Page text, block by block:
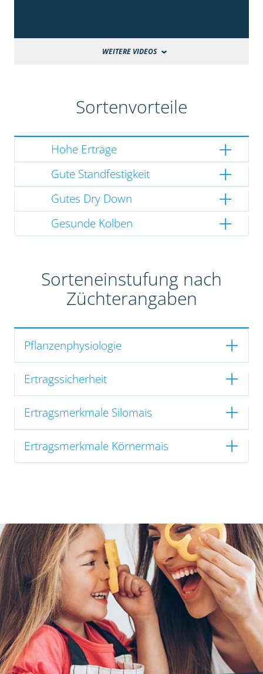
WEITERE VIDEOS
Sortenvorteile
Hohe Erträge
Gute Standfestigkeit
Gutes Dry Down
Gesunde Kolben
Sorteneinstufung nach
Züchterangaben
Pflanzenphysiologie
Ertragssicherheit
Ertragsmerkmale Silomais
Ertragsmerkmale Körnermais